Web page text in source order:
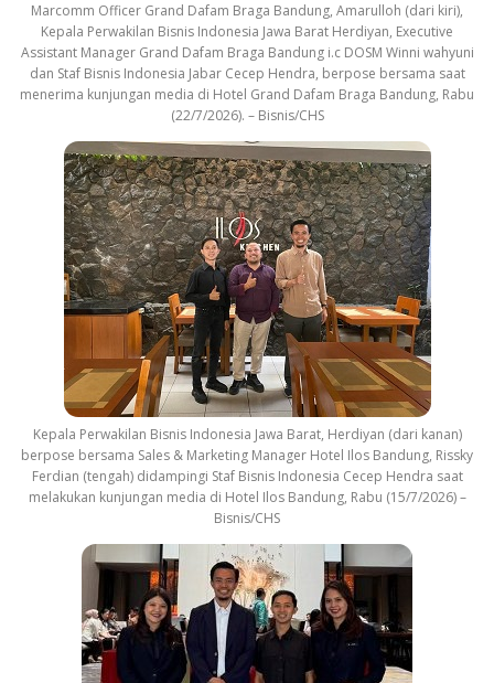
Marcomm Officer Grand Dafam Braga Bandung, Amarulloh (dari kiri),
Kepala Perwakilan Bisnis Indonesia Jawa Barat Herdiyan, Executive
Assistant Manager Grand Dafam Braga Bandung i.c DOSM Winni wahyuni
dan Staf Bisnis Indonesia Jabar Cecep Hendra, berpose bersama saat
menerima kunjungan media di Hotel Grand Dafam Braga Bandung, Rabu
(22/7/2026). – Bisnis/CHS
Kepala Perwakilan Bisnis Indonesia Jawa Barat, Herdiyan (dari kanan)
berpose bersama Sales & Marketing Manager Hotel Ilos Bandung, Rissky
Ferdian (tengah) didampingi Staf Bisnis Indonesia Cecep Hendra saat
melakukan kunjungan media di Hotel Ilos Bandung, Rabu (15/7/2026) –
Bisnis/CHS